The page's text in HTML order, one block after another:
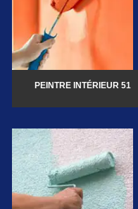
PEINTRE INTÉRIEUR 51